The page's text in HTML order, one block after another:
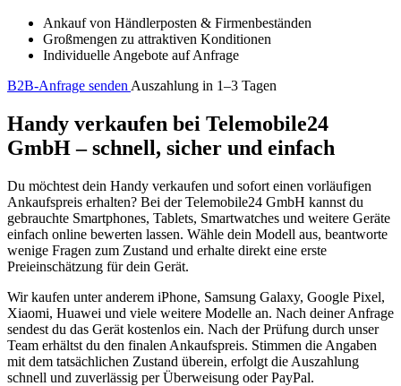
Ankauf von Händlerposten & Firmenbeständen
Großmengen zu attraktiven Konditionen
Individuelle Angebote auf Anfrage
B2B-Anfrage senden Auszahlung in 1–3 Tagen
Handy verkaufen bei Telemobile24
GmbH – schnell, sicher und einfach
Du möchtest dein Handy verkaufen und sofort einen vorläufigen
Ankaufspreis erhalten? Bei der Telemobile24 GmbH kannst du
gebrauchte Smartphones, Tablets, Smartwatches und weitere Geräte
einfach online bewerten lassen. Wähle dein Modell aus, beantworte
wenige Fragen zum Zustand und erhalte direkt eine erste
Preieinschätzung für dein Gerät.
Wir kaufen unter anderem iPhone, Samsung Galaxy, Google Pixel,
Xiaomi, Huawei und viele weitere Modelle an. Nach deiner Anfrage
sendest du das Gerät kostenlos ein. Nach der Prüfung durch unser
Team erhältst du den finalen Ankaufspreis. Stimmen die Angaben
mit dem tatsächlichen Zustand überein, erfolgt die Auszahlung
schnell und zuverlässig per Überweisung oder PayPal.